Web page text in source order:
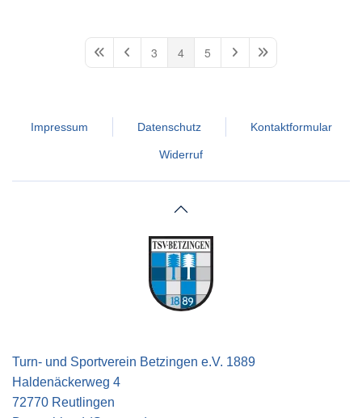
First PagePrevious Page
3 4 5 Next PageLast Page
Impressum Datenschutz Kontaktformular
Widerruf
Turn- und Sportverein Betzingen e.V. 1889
Haldenäckerweg 4
72770 Reutlingen